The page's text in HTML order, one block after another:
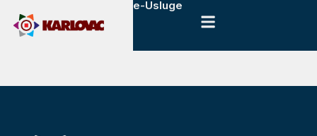
e-Usluge